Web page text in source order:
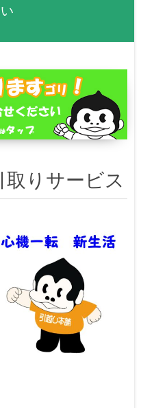
取りサービス